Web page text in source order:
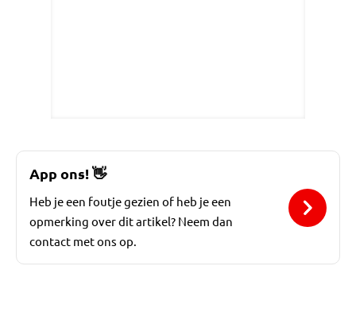
App ons!👋
Heb je een foutje gezien of heb je een
opmerking over dit artikel? Neem dan
contact met ons op.